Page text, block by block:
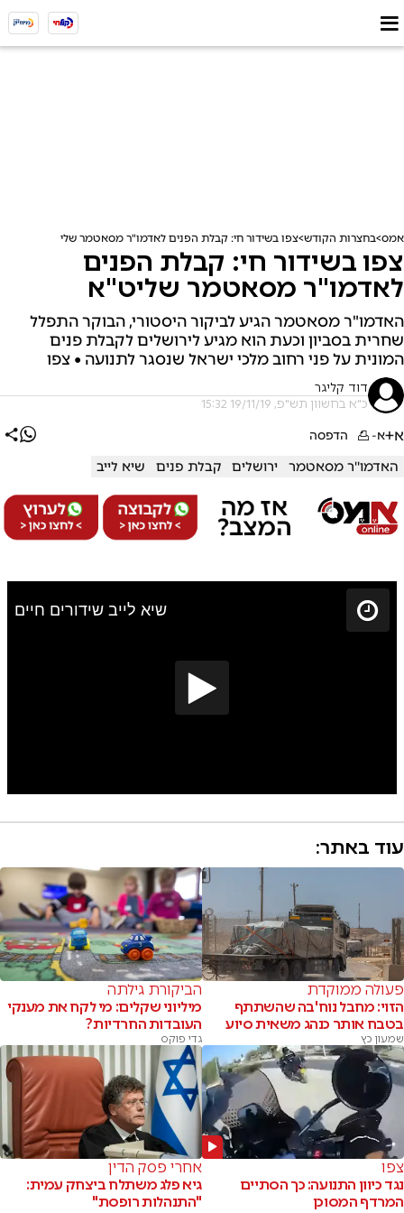
אמס בחצרות הקודש צפו בשידור חי: קבלת הפנים לאדמו"ר מסאטמר שליט"א
צפו בשידור חי: קבלת הפנים
לאדמו"ר מסאטמר שליט"א
האדמו"ר מסאטמר הגיע לביקור היסטורי, הבוקר התפלל
שחרית בסביון וכעת הוא מגיע לירושלים לקבלת פנים
המונית על פני רחוב מלכי ישראל שנסגר לתנועה • צפו
דוד קליגר
כ"א בחשוון תש"פ, 19/11/19 15:32
א+א- הדפסה
האדמו''ר מסאטמר ירושלים קבלת פנים שיא לייב
עוד באתר:
פעולה ממוקדת
הזוי: מחבל נוח'בה שהשתתף
בטבח אותר כנהג משאית סיוע
שמעון כץ
הביקורת גילתה
מיליוני שקלים: מי לקח את מענקי
העובדות החרדיות?
גדי פוקס
צפו
נגד כיוון התנועה: כך הסתיים
המרדף המסוכן
אחרי פסק הדין
גיא פלג משתלח ביצחק עמית:
"התנהלות רופסת"